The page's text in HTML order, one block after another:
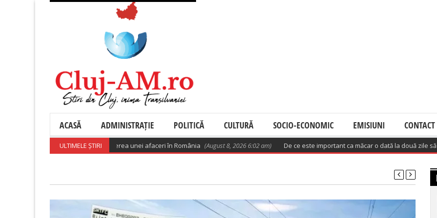
ACASĂ ADMINISTRAȚIE POLITICĂ CULTURĂ SOCIO-ECONOMIC EMISIUNI CONTACT
ULTIMELE ȘTIRI
de euro pentru deschiderea unei afaceri în România (August 8, 2026 6:02 am) De ce este important ca măcar o dată la două zile să avem